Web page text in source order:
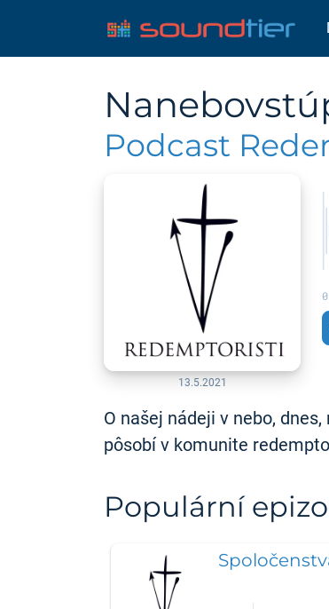
Podcast
13.5.2021
O našej nádeji v nebo,
pôsobí v komunite
Populární